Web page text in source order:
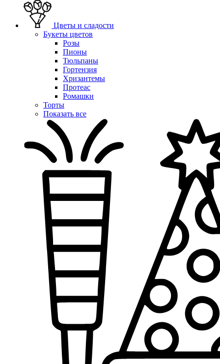
Цветы и сладости
Букеты цветов
Розы
Пионы
Тюльпаны
Гортензия
Хризантемы
Протеас
Ромашки
Торты
Показать все